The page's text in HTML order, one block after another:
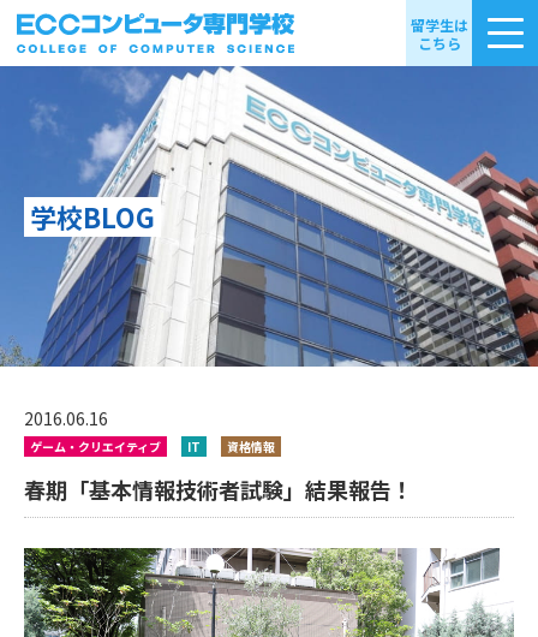
留学生は
こちら
学校BLOG
2016.06.16
ゲーム・クリエイティブ IT 資格情報
春期「基本情報技術者試験」結果報告！